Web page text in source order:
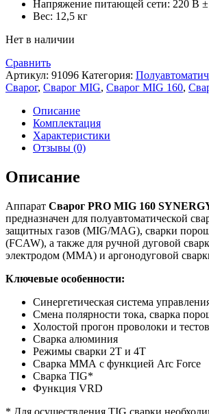
Напряжение питающей сети: 220 В
Вес: 12,5 кг
Нет в наличии
Сравнить
Артикул: 91096 Категория:
Сварог, Сварог MIG, Сварог MIG 160,
Описание
Комплектация
Характеристики
Отзывы (0)
Описание
Аппарат Сварог PRO MIG 160
предназначен для полуавтоматической
защитных газов (MIG/MAG), сварки
(FCAW), а также для ручной дуговой
электродом (ММА) и аргонодуговой
Ключевые особенности:
Синергетическая система
Смена полярности тока, сварка
Холостой прогон проволоки и
Сварка алюминия
Режимы сварки 2Т и 4Т
Сварка ММА с функцией Arc Force
Сварка TIG*
Функция VRD